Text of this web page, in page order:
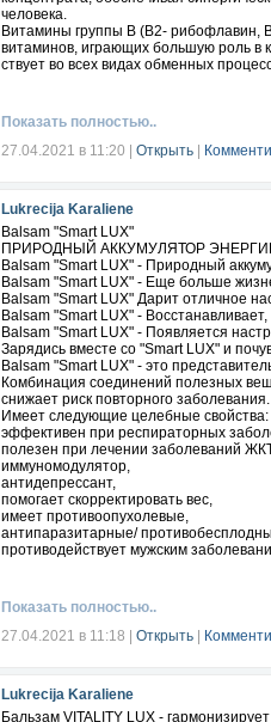
человека.
Витамины группы В (В2- рибофлавин,
витаминов, играющих большую роль в
ствует во всех видах обменных
гемоглобина и полиненасыщенных
активно-
сти нервной системы, регенерации
Витамины группы Р рутин, кверцитин
аскорбиновой кислотой участвуют в
снижают их проницаемость.
Кальция пантотенат пантотеновая
в пантетин, который входит в состав
процессах окисления и
стимулировать производство
ет его мощным средством для лечения
и болезни сердца. Играет важную
нию других витаминов, а также
Нанокластеры (диоксид кремния,
цитрат калия).
Полный состав Pavlov spring
подлежит разглашению.
При изготовлении продукта
солнечный свет.
Содержит более 250 макро и микро
трата входят все витамины.http://
Показать полностью..
27.04.2021 в 11:20
Открыть
Lukrecija Karaliene
Balsam "Smart LUX"
ПРИРОДНЫЙ АККУМУЛЯТОР
Balsam "Smart LUX" - Природный
Balsam "Smart LUX" - Еще больше
Balsam "Smart LUX" Дарит отличное
Balsam "Smart LUX" -
Balsam "Smart LUX" - Появляется
Зарядись вместе со "Smart LUX" и
Balsam "Smart LUX" - это
Комбинация соединений полезных
снижает риск повторного заболевания.
Имеет следующие целебные свойства:
эффективен при респираторных
полезен при лечении заболеваний
иммуномодулятор,
антидепрессант,
помогает скорректировать вес,
имеет противоопухолевые,
антипаразитарные/
противодействует мужским
Улучшения кровообращения головного
купирование воспалительных
антисептическое действие;
улучшение эспекторации;
противоспазматическое действие;
Показать полностью..
27.04.2021 в 11:18
Открыть
Lukrecija Karaliene
Бальзам VITALITY LUX -